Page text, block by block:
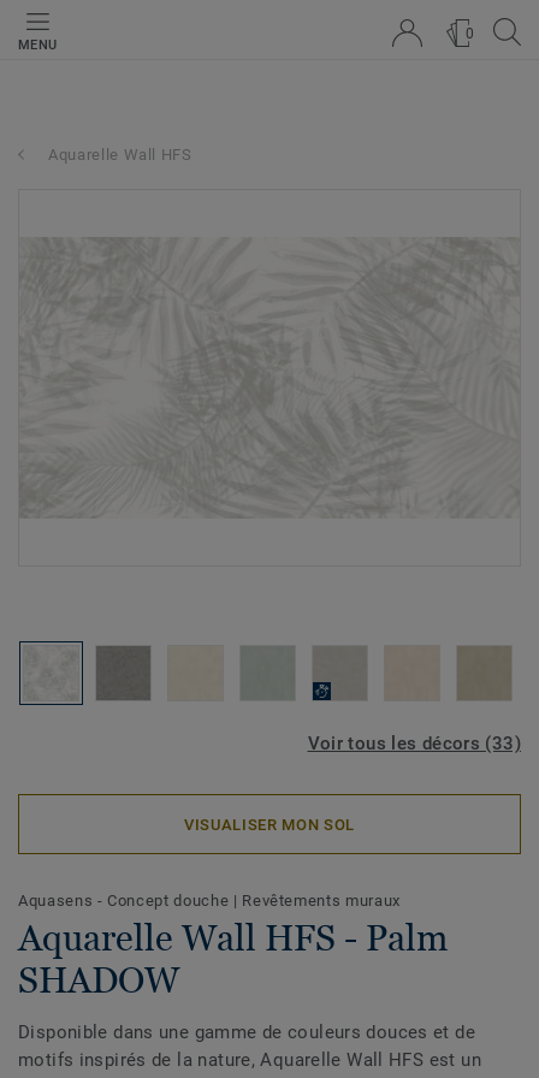
MENU
0
Aquarelle Wall HFS
Voir tous les décors (33)
VISUALISER MON SOL
Aquasens - Concept douche | Revêtements muraux
Aquarelle Wall HFS - Palm
SHADOW
Disponible dans une gamme de couleurs douces et de
motifs inspirés de la nature, Aquarelle Wall HFS est un